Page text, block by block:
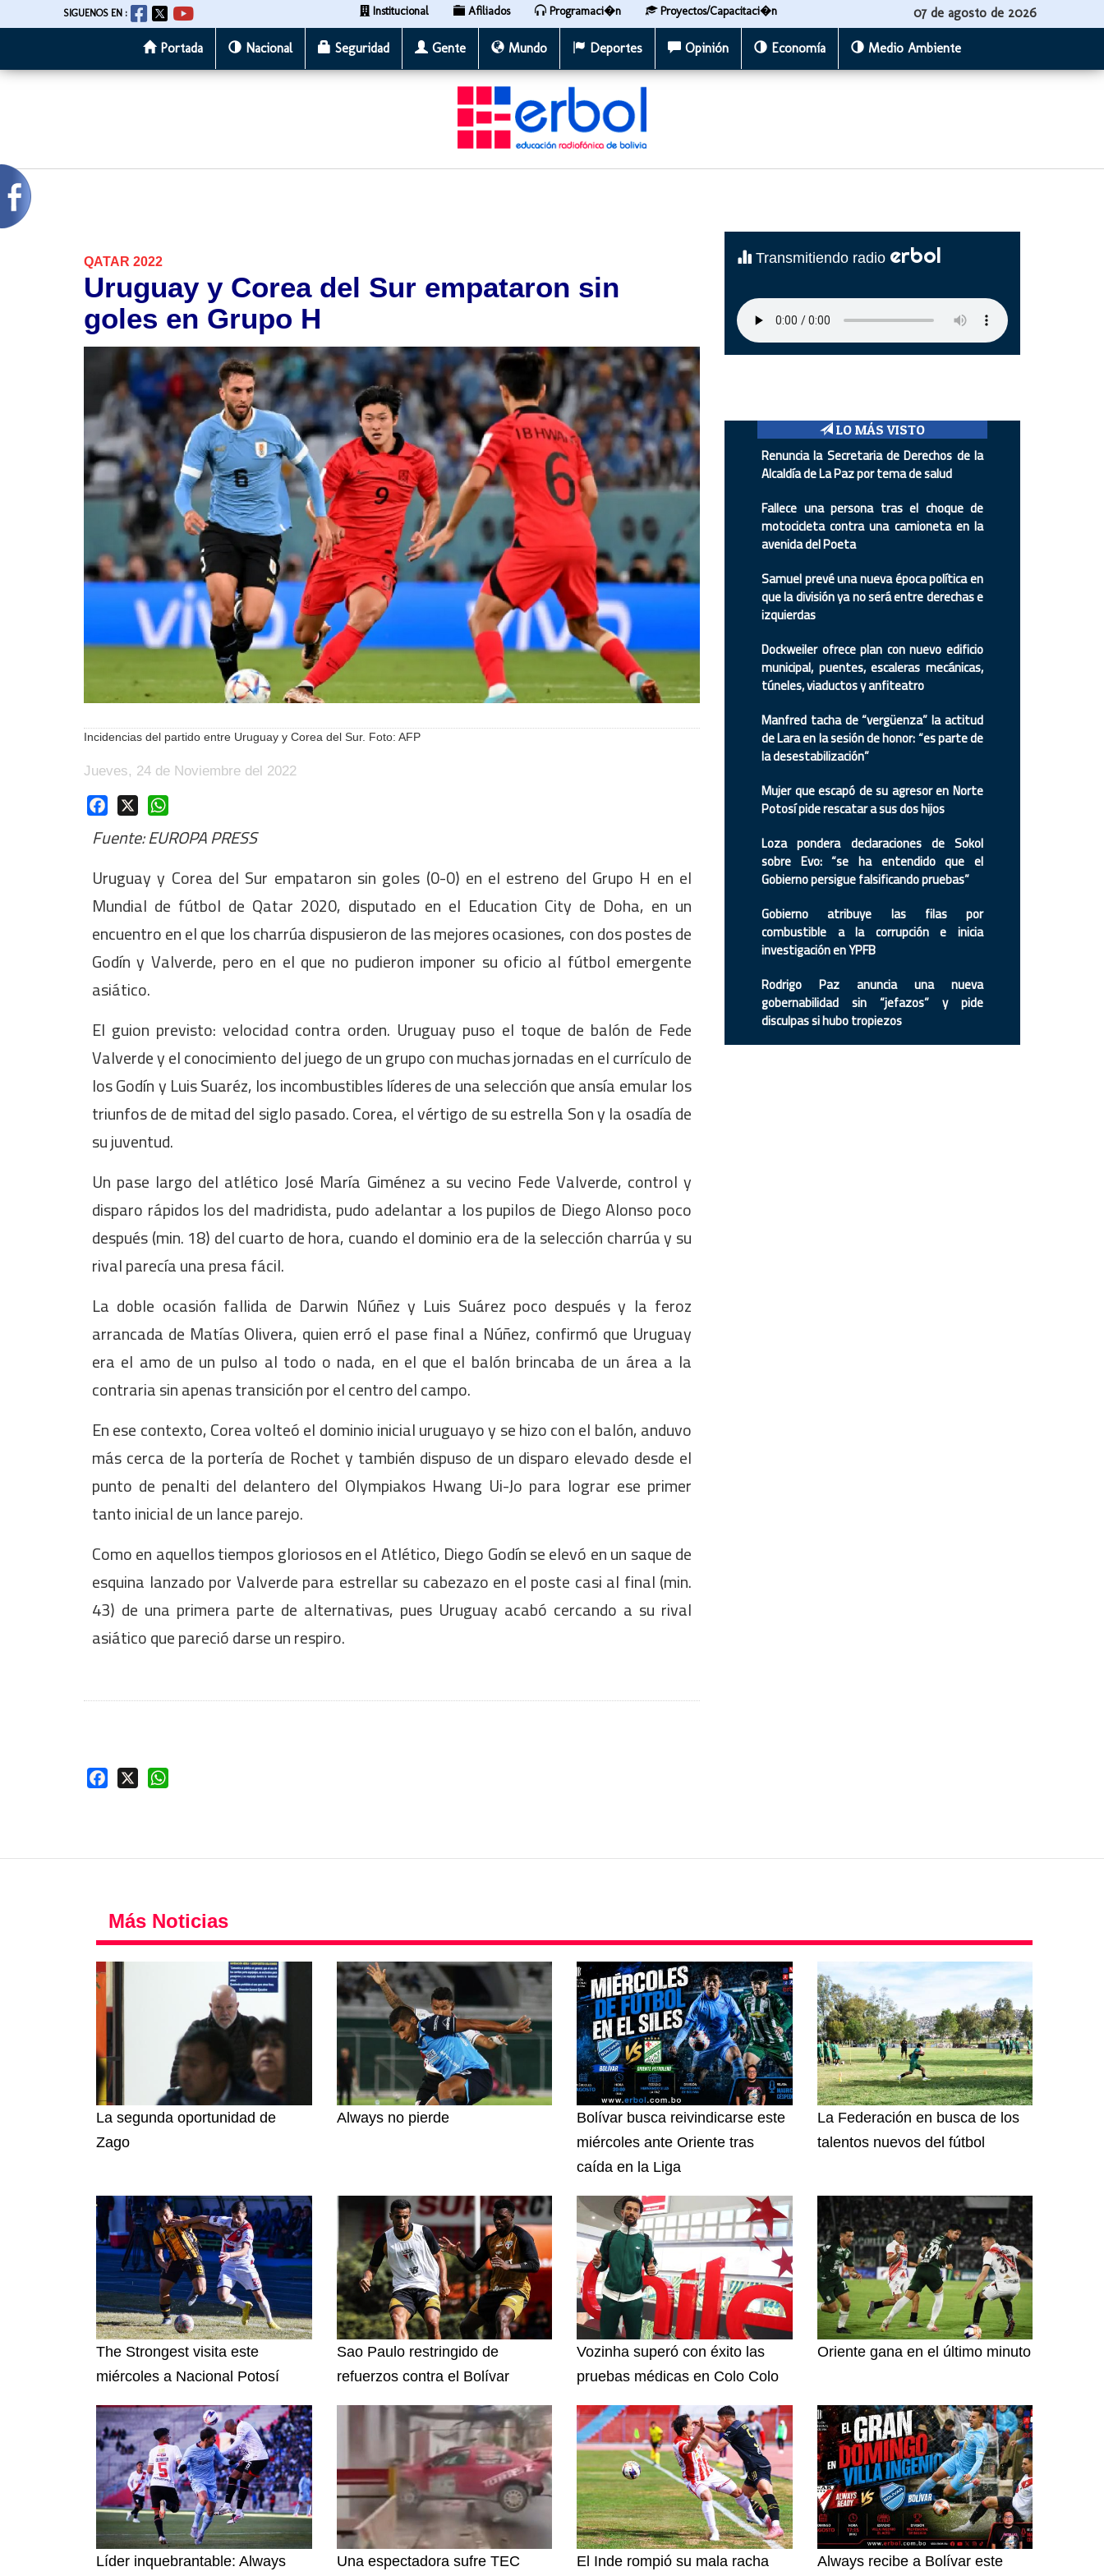
al
SIGUENOS EN : Institucional Afiliados Programaci�n Proyectos/Capacitaci�n 07 de agosto de 2026
Portada Nacional Seguridad Gente Mundo Deportes Opinión Economía Medio Ambiente
QATAR 2022
Uruguay y Corea del Sur empataron sin
goles en Grupo H
Incidencias del partido entre Uruguay y Corea del Sur. Foto: AFP
Jueves, 24 de Noviembre del 2022
Facebook
Fuente: EUROPA PRESS
Uruguay y Corea del Sur empataron sin goles (0-0) en el estreno del Grupo H en el
Mundial de fútbol de Qatar 2020, disputado en el Education City de Doha, en un
encuentro en el que los charrúa dispusieron de las mejores ocasiones, con dos postes de
Godín y Valverde, pero en el que no pudieron imponer su oficio al fútbol emergente
asiático.
El guion previsto: velocidad contra orden. Uruguay puso el toque de balón de Fede
Valverde y el conocimiento del juego de un grupo con muchas jornadas en el currículo de
los Godín y Luis Suaréz, los incombustibles líderes de una selección que ansía emular los
triunfos de de mitad del siglo pasado. Corea, el vértigo de su estrella Son y la osadía de
su juventud.
Un pase largo del atlético José María Giménez a su vecino Fede Valverde, control y
disparo rápidos los del madridista, pudo adelantar a los pupilos de Diego Alonso poco
después (min. 18) del cuarto de hora, cuando el dominio era de la selección charrúa y su
rival parecía una presa fácil.
La doble ocasión fallida de Darwin Núñez y Luis Suárez poco después y la feroz
arrancada de Matías Olivera, quien erró el pase final a Núñez, confirmó que Uruguay
era el amo de un pulso al todo o nada, en el que el balón brincaba de un área a la
contraria sin apenas transición por el centro del campo.
En ese contexto, Corea volteó el dominio inicial uruguayo y se hizo con el balón, anduvo
más cerca de la portería de Rochet y también dispuso de un disparo elevado desde el
punto de penalti del delantero del Olympiakos Hwang Ui-Jo para lograr ese primer
tanto inicial de un lance parejo.
Como en aquellos tiempos gloriosos en el Atlético, Diego Godín se elevó en un saque de
esquina lanzado por Valverde para estrellar su cabezazo en el poste casi al final (min.
43) de una primera parte de alternativas, pues Uruguay acabó cercando a su rival
asiático que pareció darse un respiro.
Facebook
Transmitiendo radio erbol
LO MÁS VISTO
Renuncia la Secretaria de Derechos de la
Alcaldía de La Paz por tema de salud
Fallece una persona tras el choque de
motocicleta contra una camioneta en la
avenida del Poeta
Samuel prevé una nueva época política en
que la división ya no será entre derechas e
izquierdas
Dockweiler ofrece plan con nuevo edificio
municipal, puentes, escaleras mecánicas,
túneles, viaductos y anfiteatro
Manfred tacha de “vergüenza” la actitud
de Lara en la sesión de honor: “es parte de
la desestabilización”
Mujer que escapó de su agresor en Norte
Potosí pide rescatar a sus dos hijos
Loza pondera declaraciones de Sokol
sobre Evo: “se ha entendido que el
Gobierno persigue falsificando pruebas”
Gobierno atribuye las filas por
combustible a la corrupción e inicia
investigación en YPFB
Rodrigo Paz anuncia una nueva
gobernabilidad sin “jefazos” y pide
disculpas si hubo tropiezos
Más Noticias
La segunda oportunidad de
Zago
Always no pierde
Bolívar busca reivindicarse este
miércoles ante Oriente tras
caída en la Liga
La Federación en busca de los
talentos nuevos del fútbol
The Strongest visita este
miércoles a Nacional Potosí
Sao Paulo restringido de
refuerzos contra el Bolívar
Vozinha superó con éxito las
pruebas médicas en Colo Colo
Oriente gana en el último minuto
Líder inquebrantable: Always Una espectadora sufre TEC El Inde rompió su mala racha Always recibe a Bolívar este